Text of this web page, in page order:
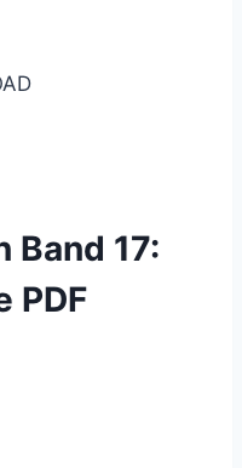
Band 17:
PDF